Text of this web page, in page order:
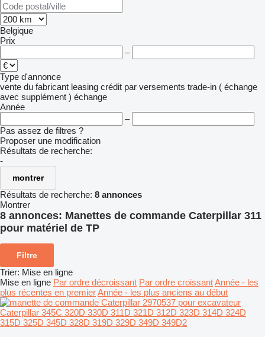
Belgique
Prix
–
Type d'annonce
vente du fabricant leasing crédit par versements trade-in ( échange
avec supplément ) échange
Année
–
Pas assez de filtres ?
Proposer une modification
Résultats de recherche:
-
montrer
Résultats de recherche: 8 annonces
Montrer
8 annonces: Manettes de commande Caterpillar 311
pour matériel de TP
Filtre
Trier: Mise en ligne
Mise en ligne Par ordre décroissant Par ordre croissantAnnée - les
plus récentes en premierAnnée - les plus anciens au début